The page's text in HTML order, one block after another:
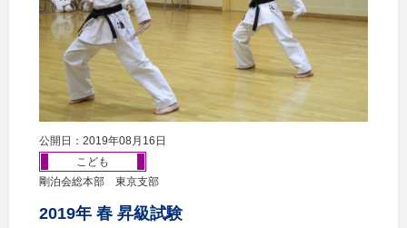
公開日：2019年08月16日
こども
剛泊会総本部 東京支部
2019年 春 昇級試験